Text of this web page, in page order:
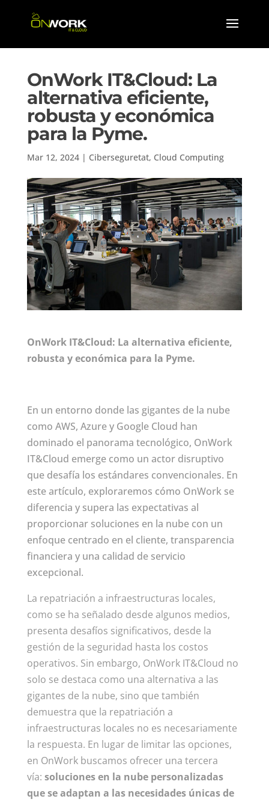
OnWork IT&Cloud: La
alternativa eficiente,
robusta y económica
para la Pyme.
Mar 12, 2024| Ciberseguretat, Cloud Computing
OnWork IT&Cloud: La alternativa eficiente,
robusta y económica para la Pyme.
En un entorno donde las gigantes de la nube
como AWS, Azure y Google Cloud han
dominado el panorama tecnológico, OnWork
IT&Cloud emerge como un actor disruptivo
que desafía los estándares convencionales. En
este artículo, exploraremos cómo OnWork se
diferencia y supera las expectativas al
proporcionar soluciones en la nube con un
enfoque centrado en el cliente, transparencia
financiera y una calidad de servicio
excepcional.
La repatriación a infraestructuras locales,
como se ha señalado desde algunos medios,
presenta desafíos significativos, desde la
gestión de la seguridad hasta los costos
operativos. Sin embargo, OnWork IT&Cloud no
solo se destaca como una alternativa a las
gigantes de la nube, sino que también
demuestra que la repatriación a
infraestructuras locales no es necesariamente
la respuesta. En lugar de limitar las opciones,
en OnWork buscamos ofrecer una tercera
vía: soluciones en la nube personalizadas
que se adaptan a las necesidades únicas de